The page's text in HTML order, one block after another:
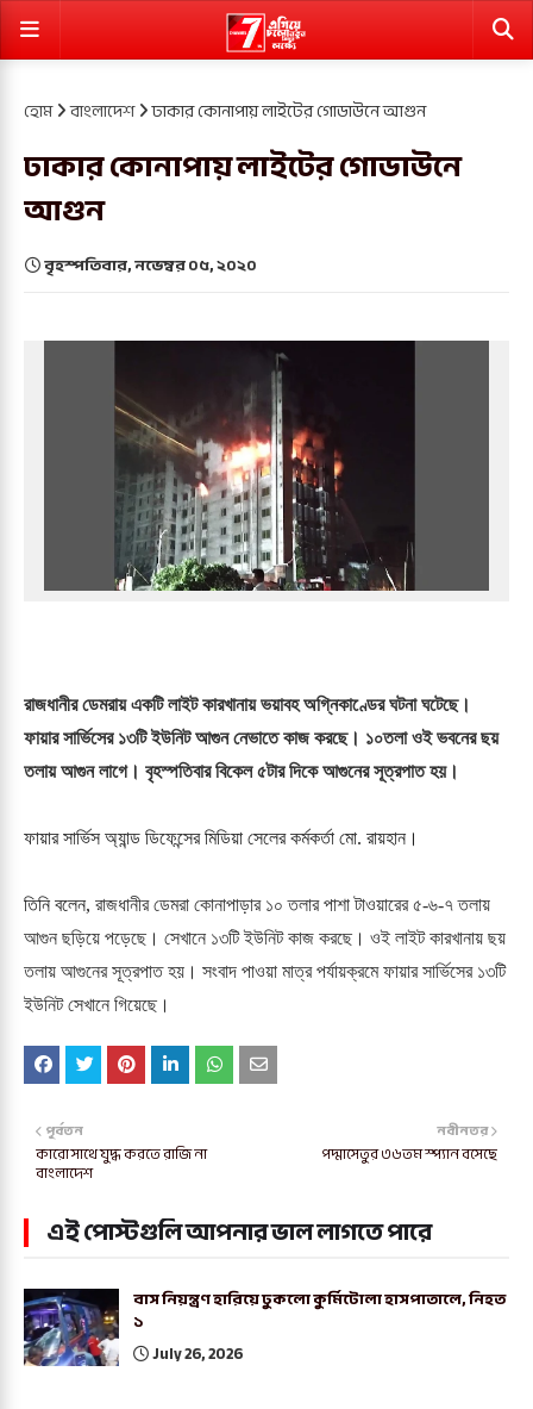
হোম বাংলাদেশ ঢাকার কোনাপায় লাইটের গোডাউনে আগুন
ঢাকার কোনাপায় লাইটের গোডাউনে
আগুন
বৃহস্পতিবার, নভেম্বর ০৫, ২০২০
রাজধানীর ডেমরায় একটি লাইট কারখানায় ভয়াবহ অগ্নিকাণ্ডের ঘটনা ঘটেছে।
ফায়ার সার্ভিসের ১৩টি ইউনিট আগুন নেভাতে কাজ করছে। ১০তলা ওই ভবনের ছয়
তলায় আগুন লাগে। বৃহস্পতিবার বিকেল ৫টার দিকে আগুনের সূত্রপাত হয়।
ফায়ার সার্ভিস অ্যান্ড ডিফেন্সের মিডিয়া সেলের কর্মকর্তা মো. রায়হান।
তিনি বলেন, রাজধানীর ডেমরা কোনাপাড়ার ১০ তলার পাশা টাওয়ারের ৫-৬-৭ তলায়
আগুন ছড়িয়ে পড়েছে। সেখানে ১৩টি ইউনিট কাজ করছে। ওই লাইট কারখানায় ছয়
তলায় আগুনের সূত্রপাত হয়। সংবাদ পাওয়া মাত্র পর্যায়ক্রমে ফায়ার সার্ভিসের ১৩টি
ইউনিট সেখানে গিয়েছে।
নবীনতর
পদ্মাসেতুর ৩৬তম স্প্যান বসেছে
পূর্বতন
কারো সাথে যুদ্ধ করতে রাজি না
বাংলাদেশ
এই পোস্টগুলি আপনার ভাল লাগতে পারে
বাস নিয়ন্ত্রণ হারিয়ে ঢুকলো কুর্মিটোলা হাসপাতালে, নিহত
১
July 26, 2026